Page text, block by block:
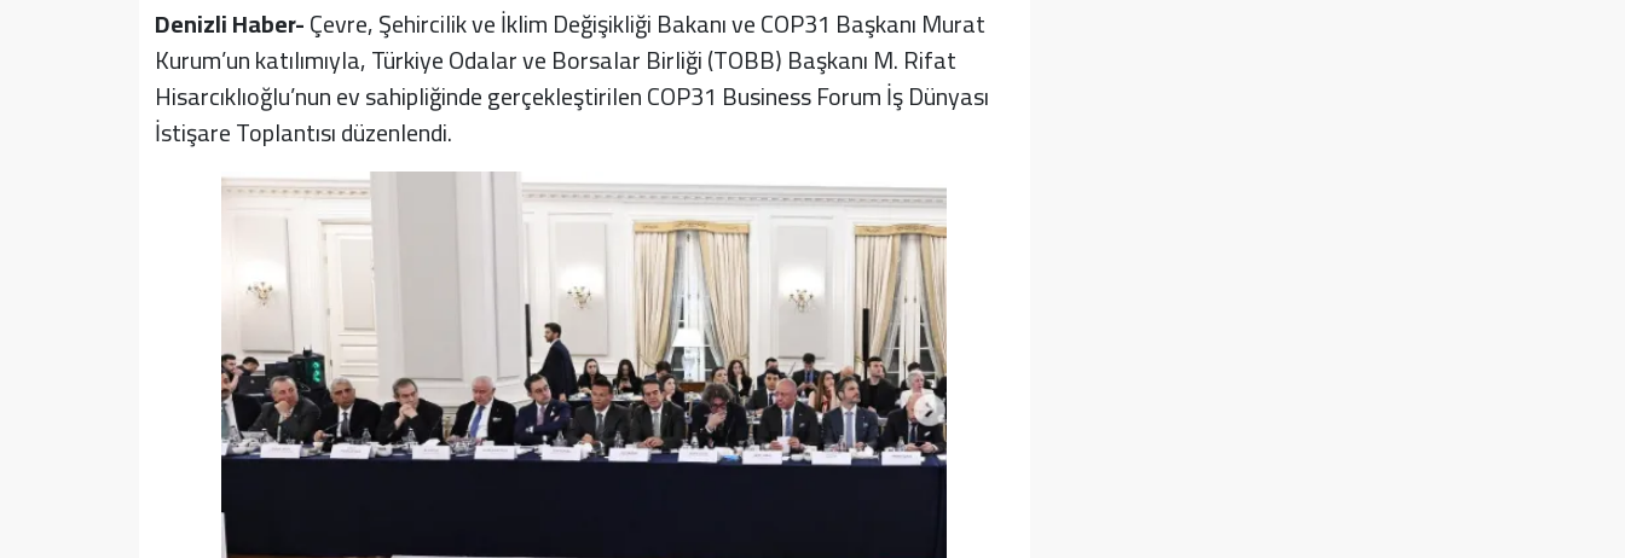
Denizli Haber-Çevre, Şehircilik ve İklim Değişikliği Bakanı ve COP31 Başkanı Murat
Kurum’un katılımıyla, Türkiye Odalar ve Borsalar Birliği (TOBB) Başkanı M. Rifat
Hisarcıklıoğlu’nun ev sahipliğinde gerçekleştirilen COP31 Business Forum İş Dünyası
İstişare Toplantısı düzenlendi.